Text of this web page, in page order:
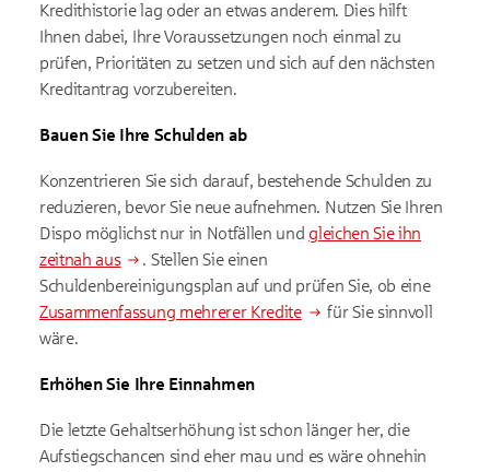
Kredithistorie lag oder an etwas anderem. Dies hilft
Ihnen dabei, Ihre Voraussetzungen noch einmal zu
prüfen, Prioritäten zu setzen und sich auf den nächsten
Kreditantrag vorzubereiten.
Bauen Sie Ihre Schulden ab
Konzentrieren Sie sich darauf, bestehende Schulden zu
reduzieren, bevor Sie neue aufnehmen. Nutzen Sie Ihren
Dispo möglichst nur in Notfällen und gleichen Sie ihn
zeitnah aus
. Stellen Sie einen
Schuldenbereinigungsplan auf und prüfen Sie, ob eine
Zusammenfassung mehrerer Kredite
für Sie sinnvoll
wäre.
Erhöhen Sie Ihre Einnahmen
Die letzte Gehaltserhöhung ist schon länger her, die
Aufstiegschancen sind eher mau und es wäre ohnehin